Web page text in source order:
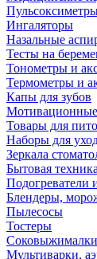
Ингаляторы
Назальные
Тесты на
Тонометры и
Термометры и
Капы для зубов
Мотивационные
Товары для
Наборы для
Зеркала
Бытовая
Подогреватели
Блендеры,
Пылесосы
Тостеры
Соковыжималки
Мультиварки,